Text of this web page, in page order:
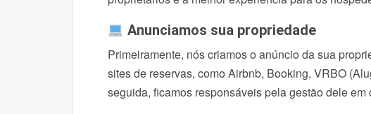
Anunciamos sua propriedade
Primeiramente, nós criamos o anúncio da sua
sites de reservas, como Airbnb, Booking, VRBO
seguida, ficamos responsáveis pela gestão dele em